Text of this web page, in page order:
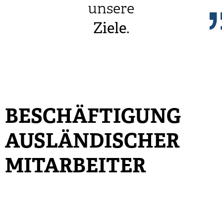
unsere
Ziele.
BESCHÄFTIGUNG
AUSLÄNDISCHER
MITARBEITER